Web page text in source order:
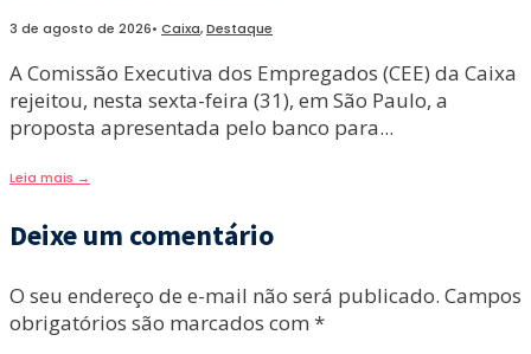
3 de agosto de 2026• Caixa,Destaque
A Comissão Executiva dos Empregados (CEE) da Caixa
rejeitou, nesta sexta-feira (31), em São Paulo, a
proposta apresentada pelo banco para...
Leia mais →
Deixe um comentário
O seu endereço de e-mail não será publicado. Campos
obrigatórios são marcados com *